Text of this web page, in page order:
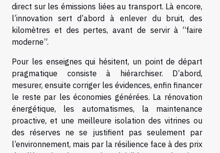
direct sur les émissions liées au transport. Là encore,
l’innovation sert d’abord à enlever du bruit, des
kilomètres et des pertes, avant de servir à “faire
moderne”.
Pour les enseignes qui hésitent, un point de départ
pragmatique consiste à hiérarchiser. D’abord,
mesurer, ensuite corriger les évidences, enfin financer
le reste par les économies générées. La rénovation
énergétique, les automatismes, la maintenance
proactive, et une meilleure isolation des vitrines ou
des réserves ne se justifient pas seulement par
l’environnement, mais par la résilience face à des prix